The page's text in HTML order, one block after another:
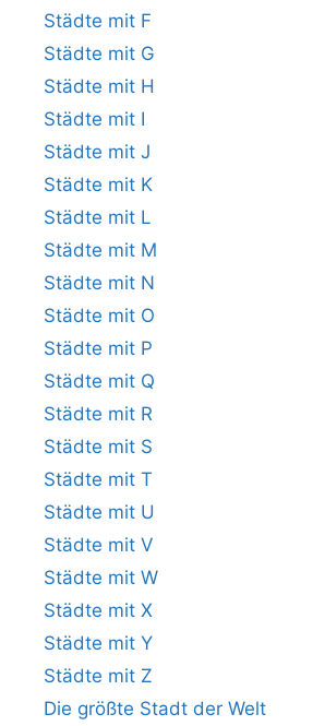
Städte mit F
Städte mit G
Städte mit H
Städte mit I
Städte mit J
Städte mit K
Städte mit L
Städte mit M
Städte mit N
Städte mit O
Städte mit P
Städte mit Q
Städte mit R
Städte mit S
Städte mit T
Städte mit U
Städte mit V
Städte mit W
Städte mit X
Städte mit Y
Städte mit Z
Die größte Stadt der Welt